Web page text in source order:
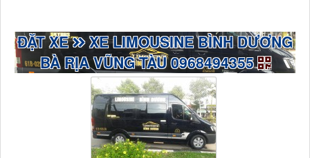
ĐẶT XE XE LIMOUSINE BÌNH DƯƠNG
BÀ RỊA VŨNG TÀU 0968494355